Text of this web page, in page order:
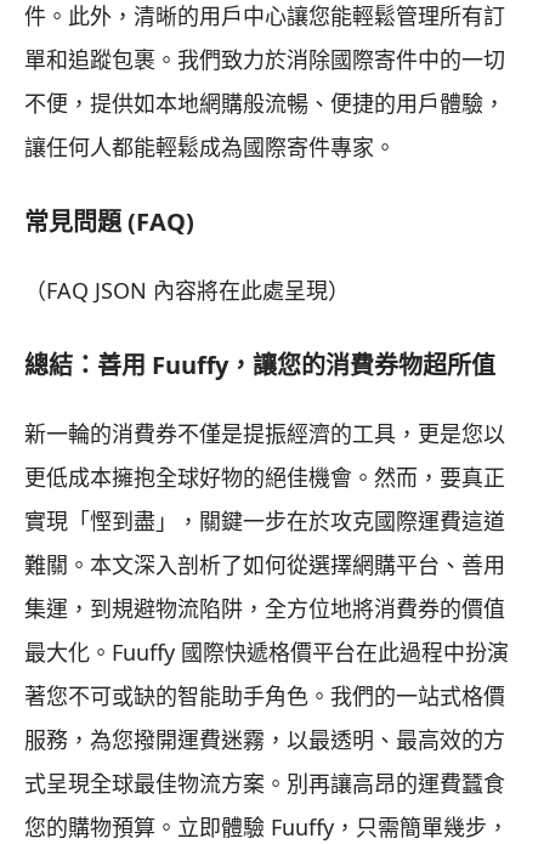
件。此外，清晰的用戶中心讓您能輕鬆管理所有訂
單和追蹤包裹。我們致力於消除國際寄件中的一切
不便，提供如本地網購般流暢、便捷的用戶體驗，
讓任何人都能輕鬆成為國際寄件專家。
常見問題 (FAQ)
（FAQ JSON 內容將在此處呈現）
總結：善用 Fuuffy，讓您的消費券物超所值
新一輪的消費券不僅是提振經濟的工具，更是您以
更低成本擁抱全球好物的絕佳機會。然而，要真正
實現「慳到盡」，關鍵一步在於攻克國際運費這道
難關。本文深入剖析了如何從選擇網購平台、善用
集運，到規避物流陷阱，全方位地將消費券的價值
最大化。Fuuffy 國際快遞格價平台在此過程中扮演
著您不可或缺的智能助手角色。我們的一站式格價
服務，為您撥開運費迷霧，以最透明、最高效的方
式呈現全球最佳物流方案。別再讓高昂的運費蠶食
您的購物預算。立即體驗 Fuuffy，只需簡單幾步，